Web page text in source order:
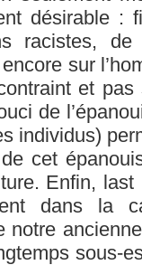
désirable :
racistes, de
sur
et
de
individus)
cet
Enfin,
dans la
notre
sous-